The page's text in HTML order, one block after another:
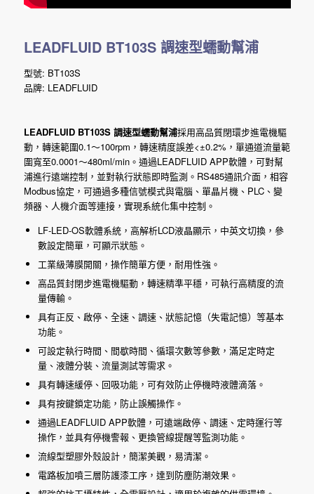
LEADFLUID BT103S 調速型蠕動幫浦
型號: BT103S
品牌: LEADFLUID
LEADFLUID BT103S 調速型蠕動幫浦採用高品質閉環步進電機驅
動，轉速範圍0.1～100rpm，轉速精度誤差<±0.2%，單通道流量範
圍寬至0.0001～480ml/min。通過LEADFLUID APP軟體，可對幫
浦進行遠端控制，並對執行狀態即時監測。RS485通訊介面，相容
Modbus協定，可通過多種信號模式與電腦、單晶片機、PLC、變
頻器、人機介面等連接，實現系統化集中控制。
LF-LED-OS軟體系統，高解析LCD液晶顯示，中英文切換，參
數設定簡單，可顯示狀態。
工業級薄膜開關，操作簡單方便，耐用性強。
高品質封閉步進電機驅動，轉速精準平穩，可執行高精度的流
量傳輸。
具有正反、啟停、全速、調速、狀態記憶（失電記憶）等基本
功能。
可設定執行時間、間歇時間、循環次數等參數，滿足定時定
量、液體分裝、流量測試等需求。
具有轉速緩停、回吸功能，可有效防止停機時液體滴落。
具有按鍵鎖定功能，防止誤觸操作。
通過LEADFLUID APP軟體，可遠端啟停、調速、定時運行等
操作，並具有停機警報、更換管線提醒等監測功能。
流線型塑膠外殼設計，簡潔美觀，易清潔。
電路板加噴三層防護漆工序，達到防塵防潮效果。